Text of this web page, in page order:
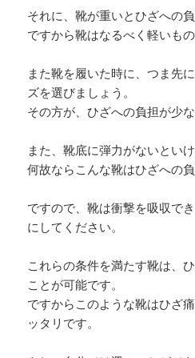
それに、靴が重いとひざへの
ですから靴はなるべく軽いも
また靴を履いた時に、つま先
ズを選びましょう。
その方が、ひざへの負担が少な
また、靴底に弾力がないといけ
何故ならこんな靴はひざへの
ですので、靴は衝撃を吸収で
にしてください。
これらの条件を満たす靴は、
ことが可能です。
ですからこのような靴はひざ
ッタリです。